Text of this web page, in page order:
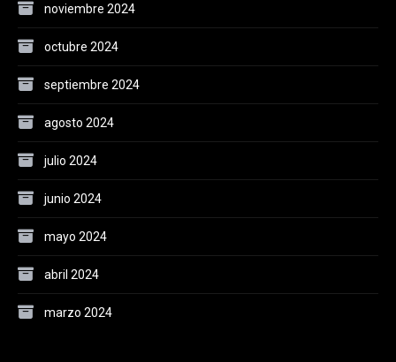
noviembre 2024
octubre 2024
septiembre 2024
agosto 2024
julio 2024
junio 2024
mayo 2024
abril 2024
marzo 2024